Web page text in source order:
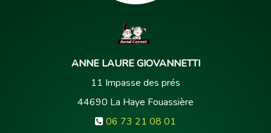
ANNE LAURE GIOVANNETTI
11 Impasse des prés
44690 La Haye Fouassière
06 73 21 08 01